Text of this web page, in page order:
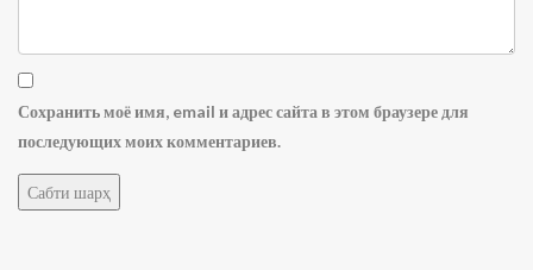
Сохранить моё имя, email и адрес сайта в этом браузере для
последующих моих комментариев.